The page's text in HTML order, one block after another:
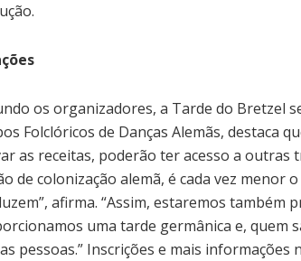
os organizadores, a Tarde do Bretzel
Folclóricos de Danças Alemãs, destaca
as receitas, poderão ter acesso a outras
de colonização alemã, é cada vez menor
afirma. “Assim, estaremos também
uma tarde germânica e, quem
pessoas.” Inscrições e mais informações